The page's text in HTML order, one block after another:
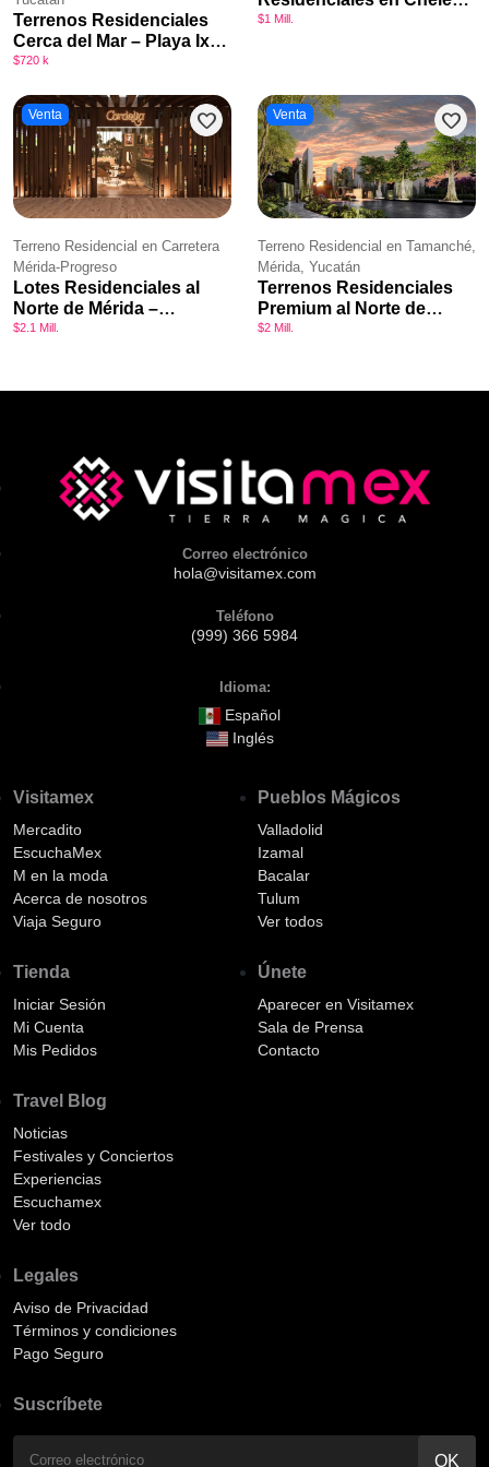
Terrenos Residenciales
Cerca del Mar – Playa Ixtul
Chuburná
$720 k
Yucatán
$1 Mill.
Venta favorite
Terreno Residencial en Carretera
Mérida-Progreso
Lotes Residenciales al
Norte de Mérida –
Cordelia Privada
$2.1 Mill.
Venta favorite
Terreno Residencial en Tamanché,
Mérida, Yucatán
Terrenos Residenciales
Premium al Norte de
Mérida – Tamankaya
$2 Mill.
Correo electrónico
hola@visitamex.com
Teléfono
(999) 366 5984
Idioma:
Español
Inglés
Visitamex
Mercadito
EscuchaMex
M en la moda
Acerca de nosotros
Viaja Seguro
Tienda
Iniciar Sesión
Mi Cuenta
Mis Pedidos
Pueblos Mágicos
Valladolid
Izamal
Bacalar
Tulum
Ver todos
Únete
Aparecer en Visitamex
Sala de Prensa
Contacto
Travel Blog
Noticias
Festivales y Conciertos
Experiencias
Escuchamex
Ver todo
Legales
Aviso de Privacidad
Términos y condiciones
Pago Seguro
Suscríbete